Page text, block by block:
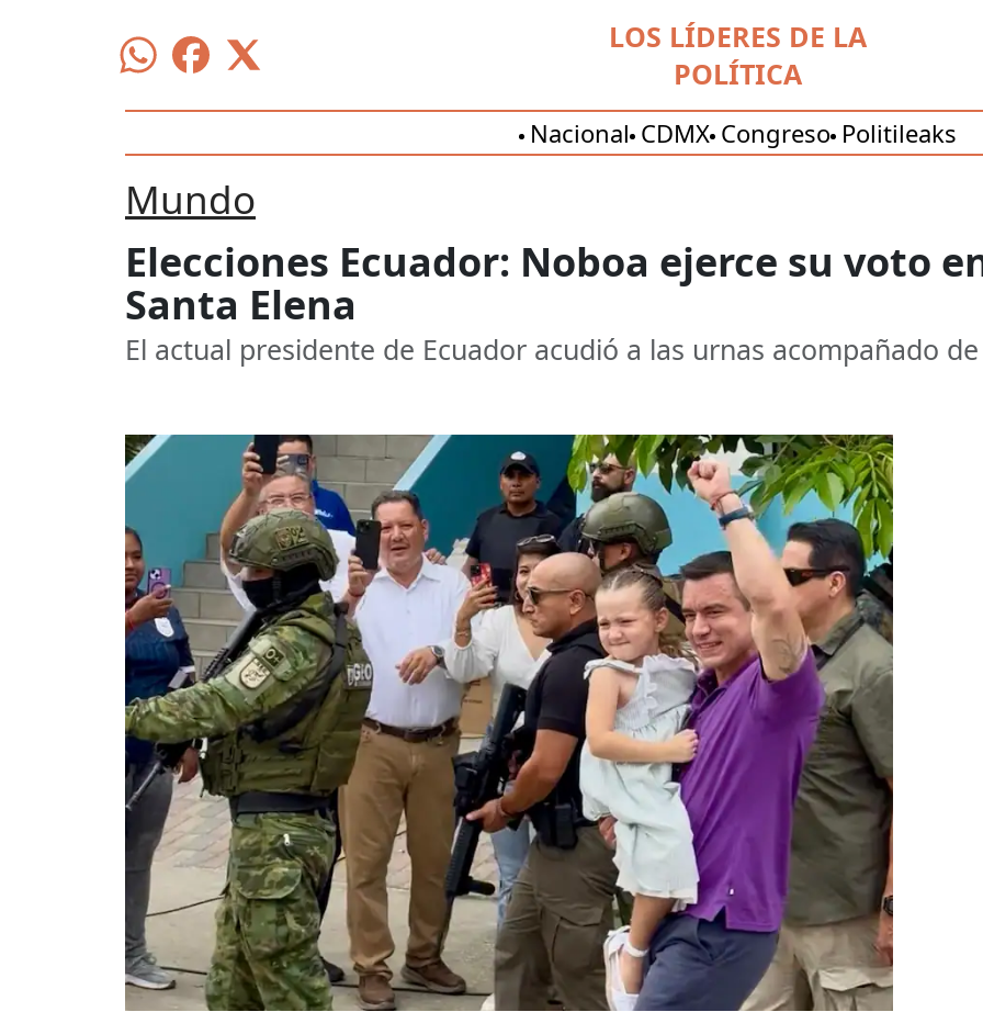
LOS LÍDERES DE LA
POLÍTICA
Nacional CDMX Congreso Politileaks
Mundo
Elecciones Ecuador: Noboa ejerce su voto
Santa Elena
El actual presidente de Ecuador acudió a las urnas acompañado